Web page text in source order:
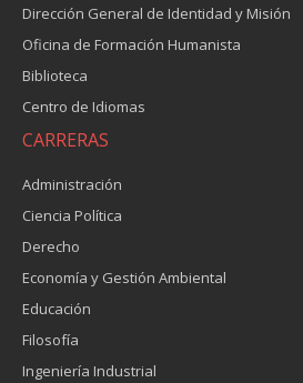
Dirección General de Identidad y Misión
Oficina de Formación Humanista
Biblioteca
Centro de Idiomas
CARRERAS
Administración
Ciencia Política
Derecho
Economía y Gestión Ambiental
Educación
Filosofía
Ingeniería Industrial